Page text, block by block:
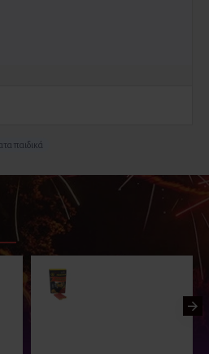
παιδικά
ΕΙΔΑΤΕ ΠΡΟΣΦΑΤΑ